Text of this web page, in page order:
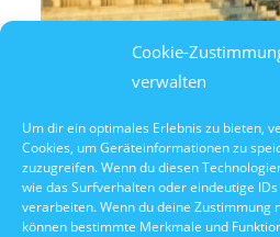
Cookie-
verwalten
Um dir ein optimales Erlebnis zu bieten,
Cookies, um Geräteinformationen zu
zuzugreifen. Wenn du diesen
wie das Surfverhalten oder eindeutige
verarbeiten. Wenn du deine Zustimmung
können bestimmte Merkmale und
10. Oktober 2026
10:30 Uhr Walhalla